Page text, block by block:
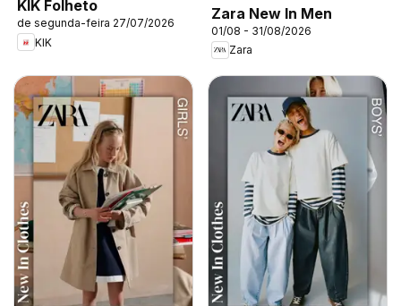
KIK Folheto
de segunda-feira 27/07/2026
KIK
Zara New In Men
01/08 - 31/08/2026
Zara